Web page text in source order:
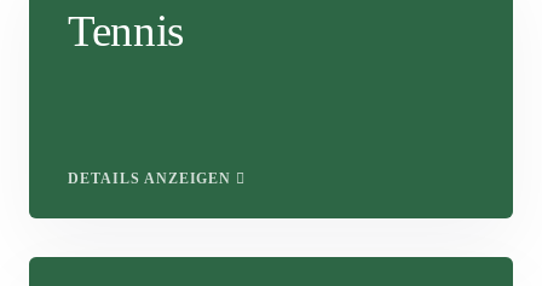
Tennis
DETAILS ANZEIGEN